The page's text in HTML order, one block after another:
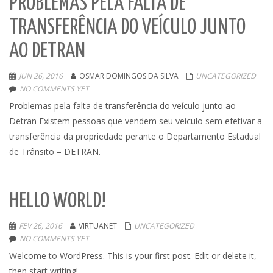
TRANSFERÊNCIA DO VEÍCULO JUNTO
AO DETRAN
JUN 26, 2016 OSMAR DOMINGOS DA SILVA
UNCATEGORIZED
NO COMMENTS YET
Problemas pela falta de transferência do veículo junto ao
Detran Existem pessoas que vendem seu veículo sem efetivar a
transferência da propriedade perante o Departamento Estadual
de Trânsito – DETRAN.
HELLO WORLD!
FEV 26, 2016 VIRTUANET
UNCATEGORIZED
NO COMMENTS YET
Welcome to WordPress. This is your first post. Edit or delete it,